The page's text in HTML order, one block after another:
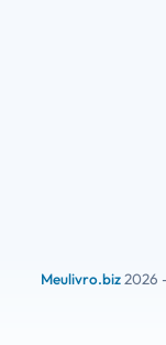
Meulivro.biz2026